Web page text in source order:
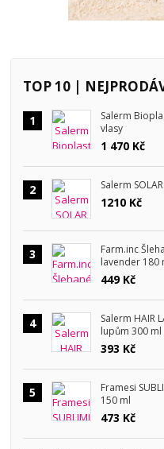
TOP 10 |
1
Salerm
vlasy
1 470 Kč
2 Salerm
1210 Kč
3
Farm.inc
lavender 180
449 Kč
4
Salerm HAIR
lupům 300 ml
393 Kč
5
Framesi
150 ml
473 Kč